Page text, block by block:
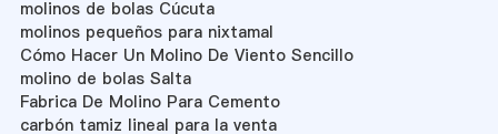
molinos de bolas Cúcuta
molinos pequeños para nixtamal
Cómo Hacer Un Molino De Viento Sencillo
molino de bolas Salta
Fabrica De Molino Para Cemento
carbón tamiz lineal para la venta